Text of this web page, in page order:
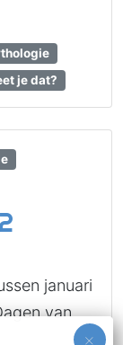
je dat?
januari
van